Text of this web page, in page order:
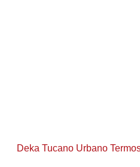
Deka Tucano Urbano